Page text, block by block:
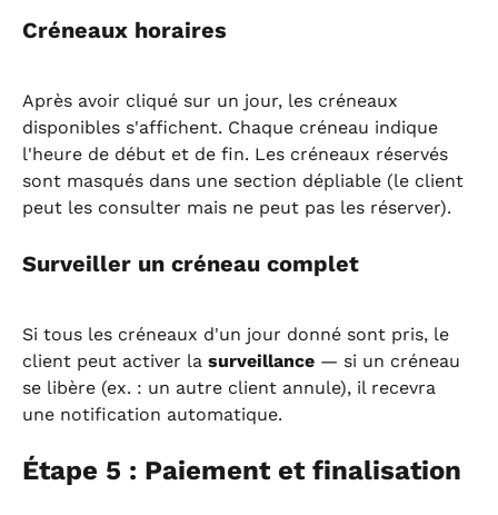
Créneaux horaires
Après avoir cliqué sur un jour, les créneaux
disponibles s'affichent. Chaque créneau indique
l'heure de début et de fin. Les créneaux réservés
sont masqués dans une section dépliable (le client
peut les consulter mais ne peut pas les réserver).
Surveiller un créneau complet
Si tous les créneaux d'un jour donné sont pris, le
client peut activer la surveillance — si un créneau
se libère (ex. : un autre client annule), il recevra
une notification automatique.
Étape 5 : Paiement et finalisation